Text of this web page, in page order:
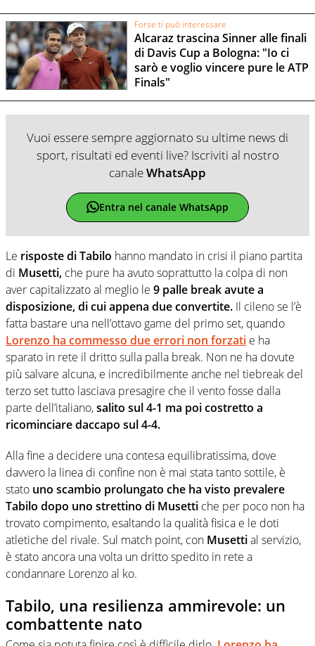
Forse ti può interessare
Alcaraz trascina Sinner alle finali
di Davis Cup a Bologna: "Io ci
sarò e voglio vincere pure le ATP
Finals"
Vuoi essere sempre aggiornato su ultime news di
sport, risultati ed eventi live? Iscriviti al nostro
canaleWhatsApp
Entra nel canale WhatsApp
Le risposte di Tabilo hanno mandato in crisi il piano partita
di Musetti, che pure ha avuto soprattutto la colpa di non
aver capitalizzato al meglio le 9 palle break avute a
disposizione, di cui appena due convertite. Il cileno se l’è
fatta bastare una nell’ottavo game del primo set, quando
Lorenzo ha commesso due errori non forzati e ha
sparato in rete il dritto sulla palla break. Non ne ha dovute
più salvare alcuna, e incredibilmente anche nel tiebreak del
terzo set tutto lasciava presagire che il vento fosse dalla
parte dell’italiano,salito sul 4-1 ma poi costretto a
ricominciare daccapo sul 4-4.
Alla fine a decidere una contesa equilibratissima, dove
davvero la linea di confine non è mai stata tanto sottile, è
stato uno scambio prolungato che ha visto prevalere
Tabilo dopo uno strettino di Musetti che per poco non ha
trovato compimento, esaltando la qualità fisica e le doti
atletiche del rivale. Sul match point, con Musettial servizio,
è stato ancora una volta un dritto spedito in rete a
condannare Lorenzo al ko.
Tabilo, una resilienza ammirevole: un
combattente nato